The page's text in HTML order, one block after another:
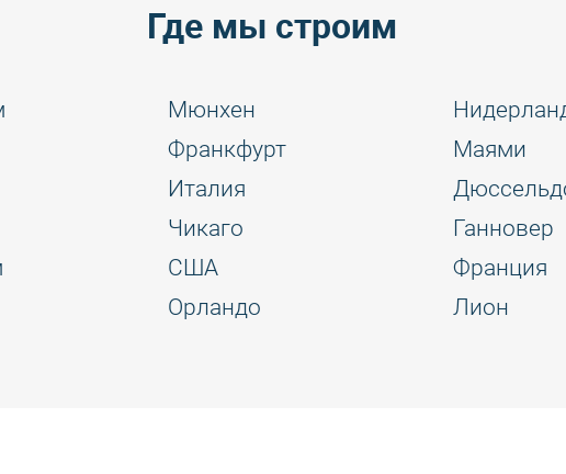
Где мы строим
Мюнхен
Франкфурт
Италия
Чикаго
США
Орландо
Маями
Ганновер
Франция
Лион